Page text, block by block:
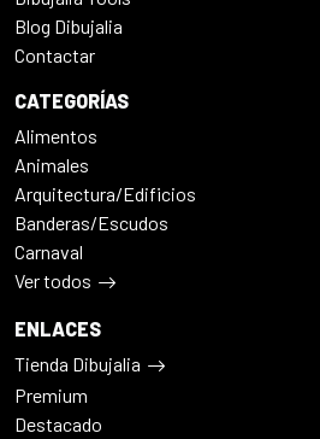
Blog Dibujalia
Contactar
CATEGORÍAS
Alimentos
Animales
Arquitectura/Edificios
Banderas/Escudos
Carnaval
Ver todos
ENLACES
Tienda Dibujalia
Premium
Destacado